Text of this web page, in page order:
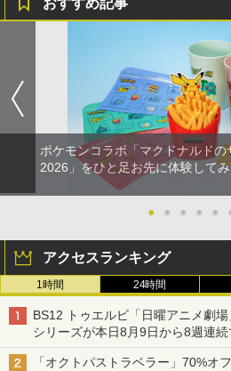
おすすめ記事
ポケモンコラボ「マクドナルド
2026」をひと足お先に体験して
● ● ● ● ●
アクセスランキング
1時間 24時間
BS12 トゥエルビ「日曜アニメ劇場
シリーズが本日8月9日から8週連続
初回は「機動戦士ガンダム【HDリ
「オクトパストラベラー」70%オ